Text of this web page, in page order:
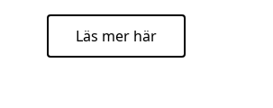
Läs mer här